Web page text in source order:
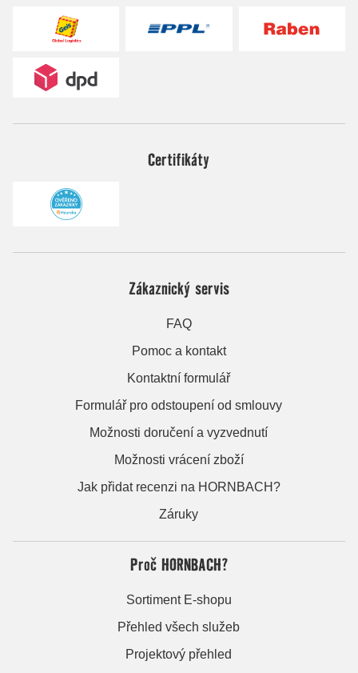
Certifikáty
Zákaznický servis
FAQ
Pomoc a kontakt
Kontaktní formulář
Formulář pro odstoupení od smlouvy
Možnosti doručení a vyzvednutí
Možnosti vrácení zboží
Jak přidat recenzi na HORNBACH?
Záruky
Proč HORNBACH?
Sortiment E-shopu
Přehled všech služeb
Projektový přehled